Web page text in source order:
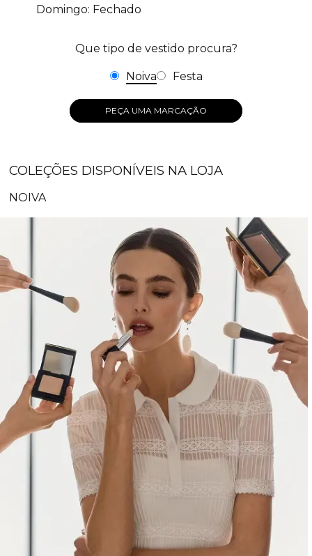
Domingo: Fechado
Que tipo de vestido procura?
Noiva Festa
PEÇA UMA MARCAÇÃO
COLEÇÕES DISPONÍVEIS NA LOJA
NOIVA